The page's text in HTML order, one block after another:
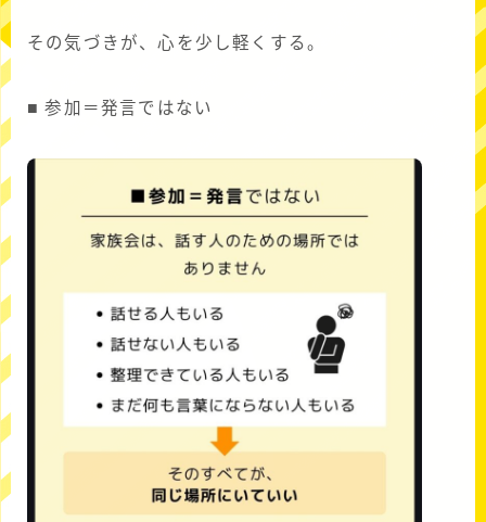
その気づきが、心を少し軽くする。
■ 参加＝発言ではない